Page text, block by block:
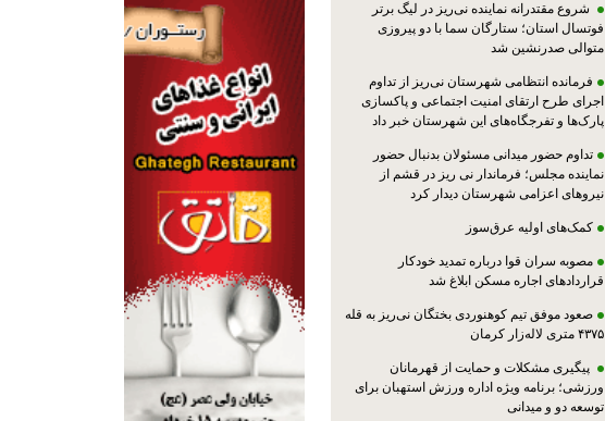
شروع مقتدرانه نماینده نی‌ریز در لیگ برتر
فوتسال استان؛ ستارگان سما با دو پیروزی
متوالی صدرنشین شد
فرمانده انتظامی شهرستان نی‌ریز از تداوم
اجرای طرح ارتقای امنیت اجتماعی و پاکسازی
پارک‌ها و تفرجگاه‌های این شهرستان خبر داد
تداوم حضور میدانی مسئولان بدنبال حضور
نماینده مجلس؛ فرماندار نی ریز در قشم از
نیروهای اعزامی شهرستان دیدار کرد
کمک‌های اولیه عرق‌سوز
مصوبه سران قوا درباره تمدید خودکار
قراردادهای اجاره مسکن ابلاغ شد
صعود موفق تیم کوهنوردی بختگان نی‌ریز به قله
۴۳۷۵ متری لاله‌زار کرمان
پیگیری مشکلات و حمایت از قهرمانان
ورزشی؛ برنامه ویژه اداره ورزش استهبان برای
توسعه دو و میدانی